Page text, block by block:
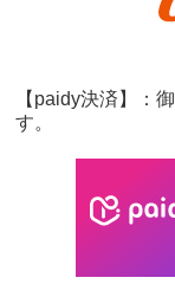
【paidy決済】：
す。